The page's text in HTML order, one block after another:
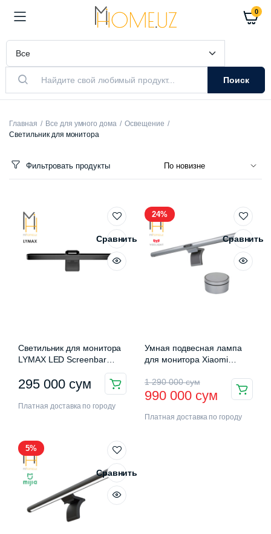
0
Поиск
Главная Все для умного дома
Освещение
Светильник для монитора
Фильтровать продукты
Сравнить
Светильник для монитора
LYMAX LED Screenbar
295 000 сум
Платная доставка по городу
24%
Сравнить
Умная подвесная лампа
для монитора Xiaomi
Bar Pro (YLTD003)
1 290 000сум
Первоначальная
цена
составляла
990 000 сум
Текущая
цена:
990
Платная доставка по городу
5%
Сравнить